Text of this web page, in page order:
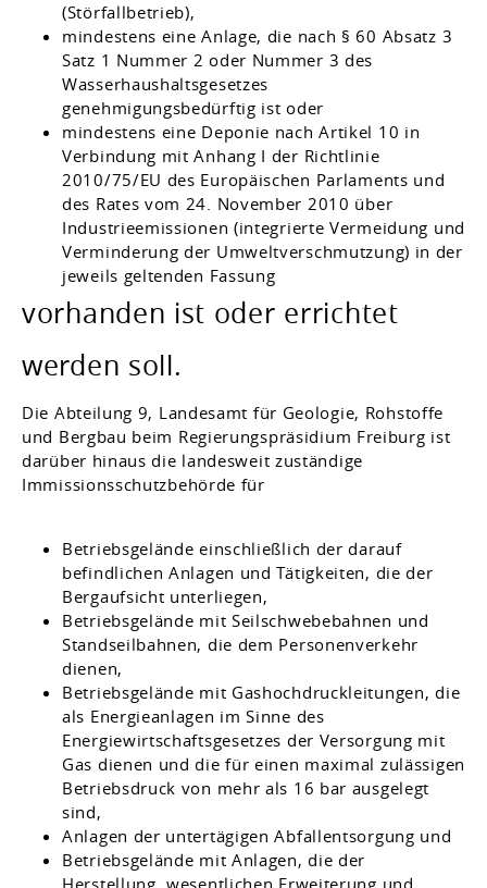
(Störfallbetrieb),
mindestens eine Anlage, die nach § 60 Absatz 3
Satz 1 Nummer 2 oder Nummer 3 des
Wasserhaushaltsgesetzes
genehmigungsbedürftig ist oder
mindestens eine Deponie nach Artikel 10 in
Verbindung mit Anhang I der Richtlinie
2010/75/EU des Europäischen Parlaments und
des Rates vom 24. November 2010 über
Industrieemissionen (integrierte Vermeidung und
Verminderung der Umweltverschmutzung) in der
jeweils geltenden Fassung
vorhanden ist oder errichtet
werden soll.
Die Abteilung 9, Landesamt für Geologie, Rohstoffe
und Bergbau beim Regierungspräsidium Freiburg ist
darüber hinaus die landesweit zuständige
Immissionsschutzbehörde für
Betriebsgelände einschließlich der darauf
befindlichen Anlagen und Tätigkeiten, die der
Bergaufsicht unterliegen,
Betriebsgelände mit Seilschwebebahnen und
Standseilbahnen, die dem Personenverkehr
dienen,
Betriebsgelände mit Gashochdruckleitungen, die
als Energieanlagen im Sinne des
Energiewirtschaftsgesetzes der Versorgung mit
Gas dienen und die für einen maximal zulässigen
Betriebsdruck von mehr als 16 bar ausgelegt
sind,
Anlagen der untertägigen Abfallentsorgung und
Betriebsgelände mit Anlagen, die der
Herstellung, wesentlichen Erweiterung und